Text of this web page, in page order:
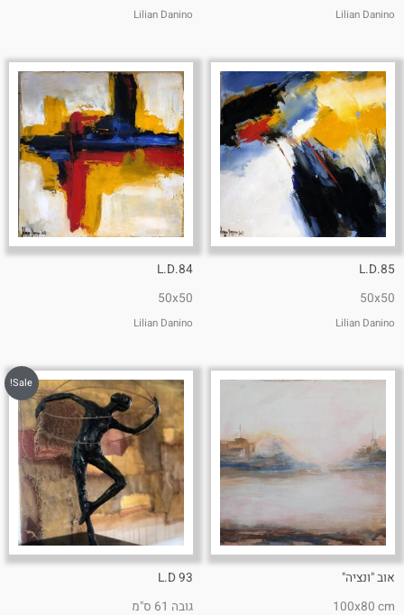
Lilian Danino
Lilian Danino
L.D.85
50x50
Lilian Danino
L.D.84
50x50
Lilian Danino
אוב "ונציה"
100x80 cm
Sale!
L.D 93
גובה 61 ס"מ